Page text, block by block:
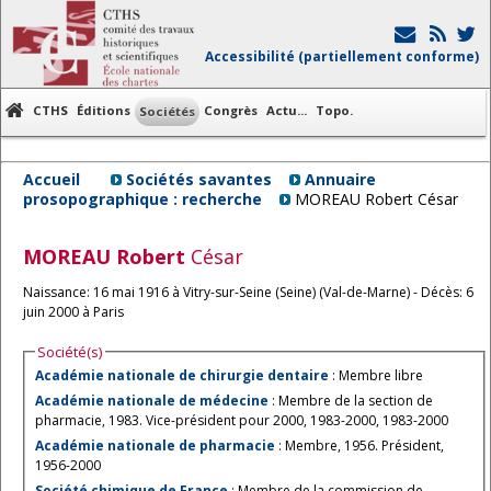
Accessibilité (partiellement conforme)
CTHS Éditions Sociétés Congrès Actu... Topo.
Accueil Sociétés savantes
Annuaire
prosopographique : recherche
MOREAU Robert César
MOREAU Robert César
Naissance: 16 mai 1916 à Vitry-sur-Seine (Seine) (Val-de-Marne) - Décès: 6
juin 2000 à Paris
Société(s)
Académie nationale de chirurgie dentaire : Membre libre
Académie nationale de médecine : Membre de la section de
pharmacie, 1983. Vice-président pour 2000, 1983-2000, 1983-2000
Académie nationale de pharmacie : Membre, 1956. Président,
1956-2000